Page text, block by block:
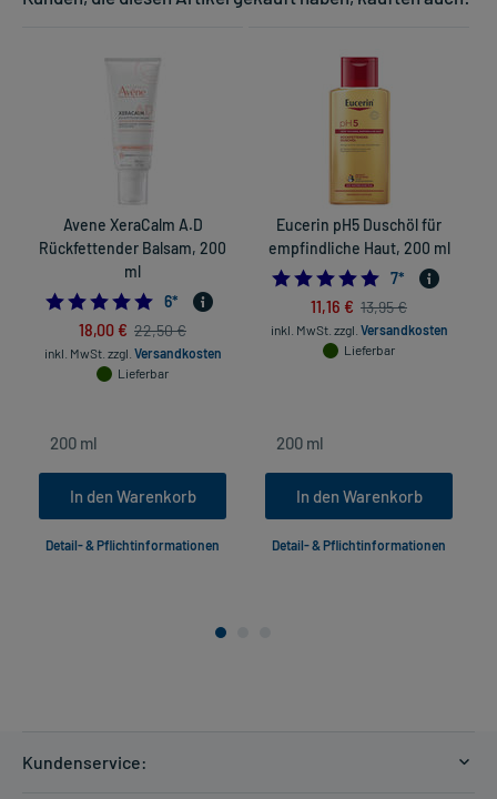
Avene XeraCalm A.D
Rückfettender Balsam, 200
ml
5.0
6*
18,00 € 22,50 €
inkl. MwSt. zzgl. Versandkosten
Lieferbar
In den Warenkorb
Detail- & Pflichtinformationen
Eucerin pH5 Duschöl für
empfindliche Haut, 200 ml
5.0
7*
11,16 € 13,95 €
inkl. MwSt. zzgl. Versandkosten
Lieferbar
In den Warenkorb
Detail- & Pflichtinformationen
Kundenservice: